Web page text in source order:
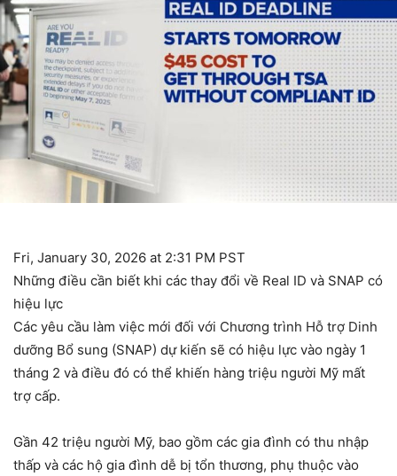
Fri, January 30, 2026 at 2:31 PM PST
Những điều cần biết khi các thay đổi về Real ID và SNAP có
hiệu lực
Các yêu cầu làm việc mới đối với Chương trình Hỗ trợ Dinh
dưỡng Bổ sung (SNAP) dự kiến ​​sẽ có hiệu lực vào ngày 1
tháng 2 và điều đó có thể khiến hàng triệu người Mỹ mất
trợ cấp.
Gần 42 triệu người Mỹ, bao gồm các gia đình có thu nhập
thấp và các hộ gia đình dễ bị tổn thương, phụ thuộc vào